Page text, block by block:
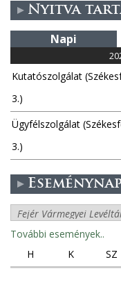
Nyitva
Napi
Kutatószolgálat
3.)
Ügyfélszolgálat
3.)
További események..
H
K SZ